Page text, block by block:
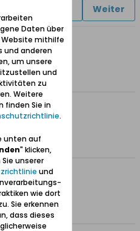
Weiter
Hamburg
Daten über
Website mithilfe
und anderen
um unsere
und
zu
Weitere
finden Sie in
.
unten auf
" klicken,
unserer
und
wie dort
Sie erkennen
dass dieses